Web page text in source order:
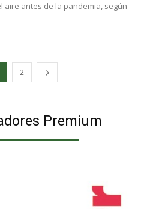
aire antes de la pandemia, según
2
Premium